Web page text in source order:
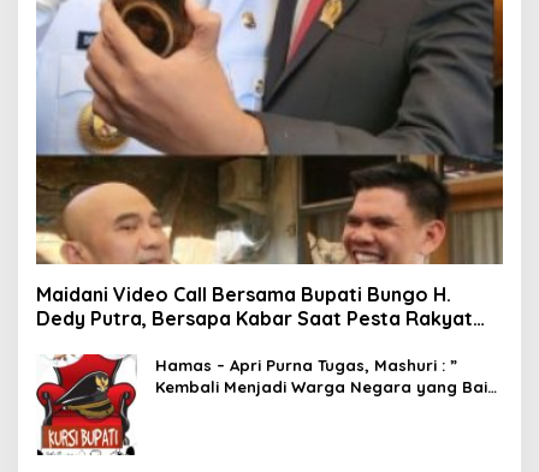
Maidani Video Call Bersama Bupati Bungo H.
Dedy Putra, Bersapa Kabar Saat Pesta Rakyat
Hamas – Apri Purna Tugas, Mashuri : ”
Kembali Menjadi Warga Negara yang Baik,